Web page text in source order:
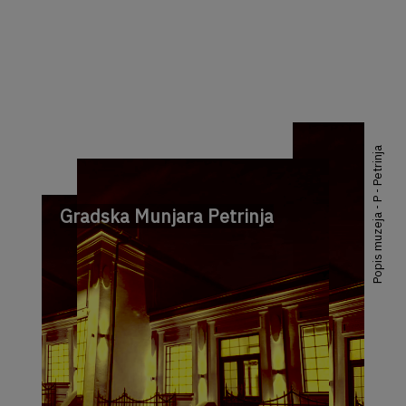
Gradska Munjara Petrinja Popis muzeja - P - Petrinja